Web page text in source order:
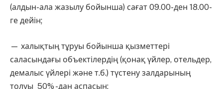
(алдын-ала жазылу бойынша) сағат 09.00-ден 18.00-
ге дейін;
— халықтың тұруы бойынша қызметтері
саласындағы объектілердің (қонақ үйлер, отельдер,
демалыс үйлері және т.б.) түстену залдарының
толуы 50% -дан аспасын;